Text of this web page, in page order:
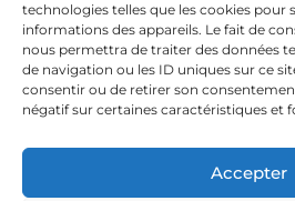
technologies telles que les cookies pour
informations des appareils. Le fait de
nous permettra de traiter des données
de navigation ou les ID uniques sur ce
consentir ou de retirer son
négatif sur certaines caractéristiques et
Accepter
Liens
Contact
Contactez-nous
huissiers@tapella-nilles.lu